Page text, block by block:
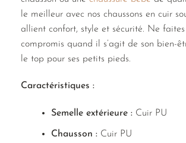
le meilleur avec nos chaussons en cuir
allient confort, style et sécurité. Ne faites
compromis quand il s’agit de son bien-
le top pour ses petits pieds.
Caractéristiques :
Semelle extérieure :Cuir PU
Chausson :Cuir PU